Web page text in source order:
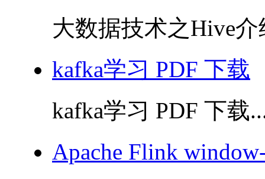
大数据技术之Hive
kafka学习 PDF 下载
kafka学习 PDF 下载
Apache Flink